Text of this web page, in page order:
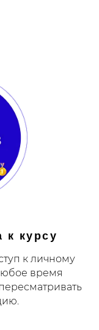
к курсу
к личному
время